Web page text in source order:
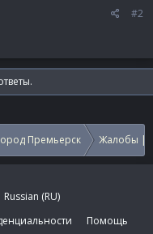
#2
Премьерск Жалобы |
Russian (RU)
Помощь